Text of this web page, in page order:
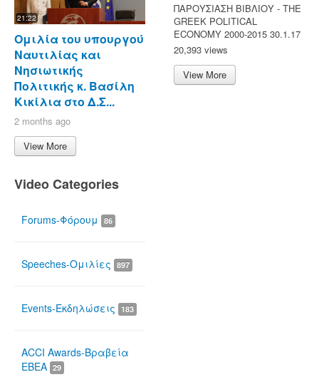
21:22
Ομιλία του υπουργού
Ναυτιλίας και
Νησιωτικής
Πολιτικής κ. Βασίλη
Κικίλια στο Δ.Σ...
2 months ago
View More
Video Categories
Forums-Φόρουμ 86
Speeches-Ομιλίες 897
Events-Εκδηλώσεις 183
ACCI Awards-Βραβεία
ΕΒΕΑ 29
ΠΑΡΟΥΣΙΑΣΗ ΒΙΒΛΙΟΥ - ΤΗΕ
GREEK POLITICAL
ECONOMY 2000-2015 30.1.17
20,393 views
View More